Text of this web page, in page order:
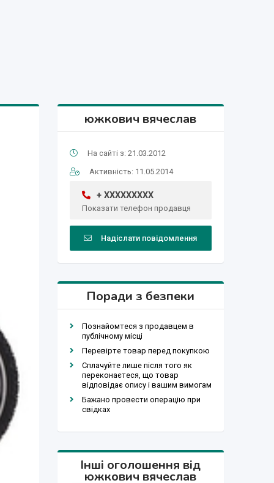
южкович вячеслав
На сайті з: 21.03.2012
Активність: 11.05.2014
+ XXXXXXXXX
Показати телефон продавця
Надіслати повідомлення
Поради з безпеки
Познайомтеся з продавцем в
публічному місці
Перевірте товар перед покупкою
Сплачуйте лише після того як
переконаєтеся, що товар
відповідає опису і вашим вимогам
Бажано провести операцію при
свідках
Інші оголошення від
южкович вячеслав